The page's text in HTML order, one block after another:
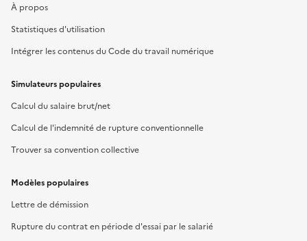
À propos
Statistiques d'utilisation
Intégrer les contenus du Code du travail numérique
Simulateurs populaires
Calcul du salaire brut/net
Calcul de l'indemnité de rupture conventionnelle
Trouver sa convention collective
Modèles populaires
Lettre de démission
Rupture du contrat en période d'essai par le salarié